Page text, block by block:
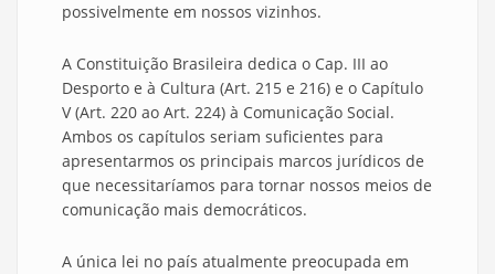
possivelmente em nossos vizinhos.
A Constituição Brasileira dedica o Cap. III ao
Desporto e à Cultura (Art. 215 e 216) e o Capítulo
V (Art. 220 ao Art. 224) à Comunicação Social.
Ambos os capítulos seriam suficientes para
apresentarmos os principais marcos jurídicos de
que necessitaríamos para tornar nossos meios de
comunicação mais democráticos.
A única lei no país atualmente preocupada em